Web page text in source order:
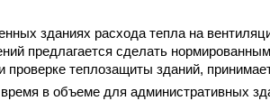
зданиях расхода тепла на
предлагается сделать
проверке теплозащиты зданий,
в объеме для административных